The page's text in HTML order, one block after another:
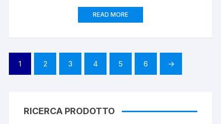
READ MORE
1 2 3 4 5 6 →
RICERCA PRODOTTO